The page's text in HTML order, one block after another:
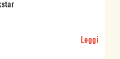
Leggi